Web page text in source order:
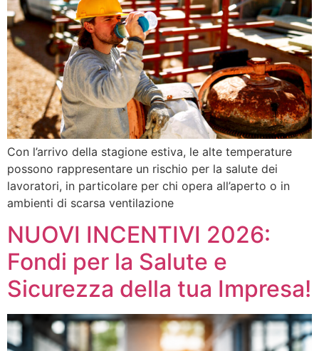
Con l’arrivo della stagione estiva, le alte temperature
possono rappresentare un rischio per la salute dei
lavoratori, in particolare per chi opera all’aperto o in
ambienti di scarsa ventilazione
NUOVI INCENTIVI 2026:
Fondi per la Salute e
Sicurezza della tua Impresa!